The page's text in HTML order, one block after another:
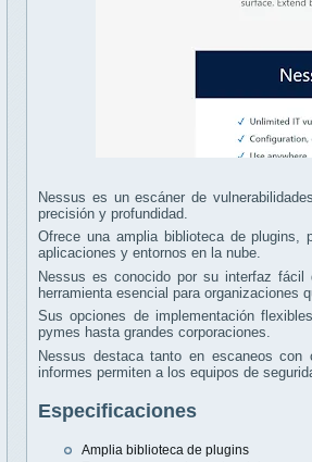
Nessus es un escáner de
precisión y profundidad.
Ofrece una amplia biblioteca de plugins,
aplicaciones y entornos en la nube.
Nessus es conocido por su interfaz
herramienta esencial para organizaciones
Sus opciones de implementación
pymes hasta grandes corporaciones.
Nessus destaca tanto en escaneos
informes permiten a los equipos de
Especificaciones
Amplia biblioteca de plugins